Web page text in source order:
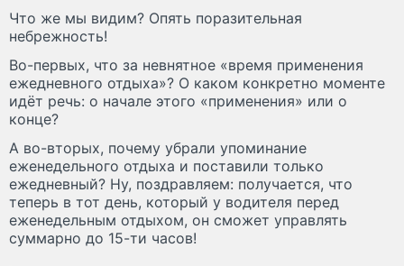
Что же мы видим? Опять поразительная
небрежность!
Во-первых, что за невнятное «время применения
ежедневного отдыха»? О каком конкретно моменте
идёт речь: о начале этого «применения» или о
конце?
А во-вторых, почему убрали упоминание
еженедельного отдыха и поставили только
ежедневный? Ну, поздравляем: получается, что
теперь в тот день, который у водителя перед
еженедельным отдыхом, он сможет управлять
суммарно до 15-ти часов!